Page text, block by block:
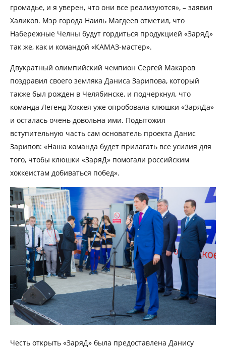
громадье, и я уверен, что они все реализуются», – заявил
Халиков. Мэр города Наиль Магдеев отметил, что
Набережные Челны будут гордиться продукцией «ЗаряД»
так же, как и командой «КАМАЗ-мастер».
Двукратный олимпийский чемпион Сергей Макаров
поздравил своего земляка Даниса Зарипова, который
также был рожден в Челябинске, и подчеркнул, что
команда Легенд Хоккея уже опробовала клюшки «ЗаряДа»
и осталась очень довольна ими. Подытожил
вступительную часть сам основатель проекта Данис
Зарипов: «Наша команда будет прилагать все усилия для
того, чтобы клюшки «ЗаряД» помогали российским
хоккеистам добиваться побед».
Честь открыть «ЗаряД» была предоставлена Данису